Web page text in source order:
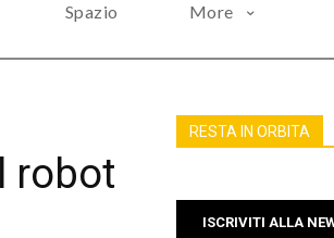
Spazio More
robot
RESTA IN ORBITA
ISCRIVITI ALLA